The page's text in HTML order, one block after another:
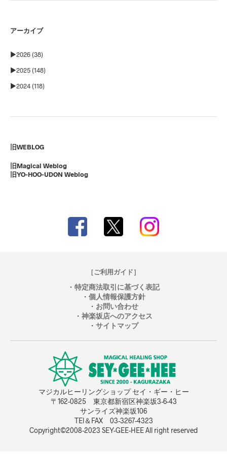
アーカイブ
►2026 (38)
►2025 (148)
►2024 (118)
旧WEBLOG
旧Magical Weblog
旧YO-HOO-UDON Weblog
［ご利用ガイド］
・ 特定商法取引に基づく表記
・ 個人情報保護方針
・ お問い合わせ
・ 神楽坂店へのアクセス
・ サイトマップ
マジカルヒーリングショップ セイ・ギー・ヒー
〒162-0825 東京都新宿区神楽坂3-6-43
サンライズ神楽坂106
TEl＆FAX 03-3267-4323
Copyright©2008-2023 SEY-GEE-HEE All right reserved